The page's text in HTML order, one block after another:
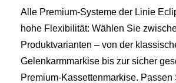
Alle Premium-Systeme der Linie
hohe Flexibilität: Wählen Sie
Produktvarianten – von der
Gelenkarmmarkise bis zur sicher
Premium-Kassettenmarkise. Passen